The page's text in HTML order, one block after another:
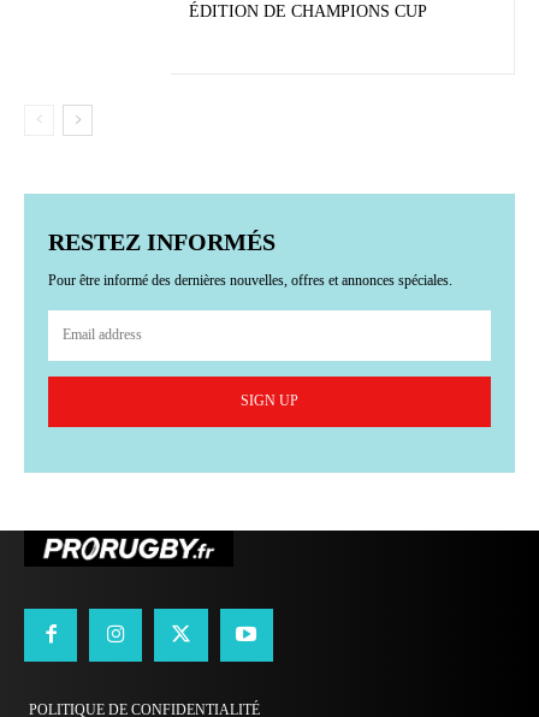
ÉDITION DE CHAMPIONS CUP
RESTEZ INFORMÉS
Pour être informé des dernières nouvelles, offres et annonces spéciales.
SIGN UP
POLITIQUE DE CONFIDENTIALITÉ